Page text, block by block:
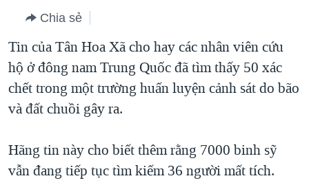
chính
điều
hướng
chính
Đi
"Tìm"
BLOG
DIỄN ĐÀN
MỤC
TỰ DO BÁO CHÍ
NGƯỜI VIỆT HẢI NGOẠI
ĐỜI SỐNG
CHUYÊN ĐỀ
HÀNH TRÌNH BẦU CỬ 2024
VIDEO
NGHE
Chia sẻ
Tin của Tân Hoa Xã cho hay các nhân viên cứu
hộ ở đông nam Trung Quốc đã tìm thấy 50 xác
chết trong một trường huấn luyện cảnh sát do bão
và đất chuồi gây ra.
Hãng tin này cho biết thêm rằng 7000 binh sỹ
vẫn đang tiếp tục tìm kiếm 36 người mất tích.